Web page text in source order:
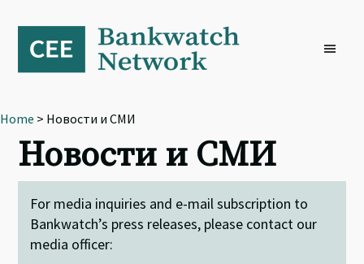
primary
navigation
content
footer
Home > Новости и СМИ
Новости и СМИ
For media inquiries and e-mail subscription to
Bankwatch’s press releases, please contact our
media officer: